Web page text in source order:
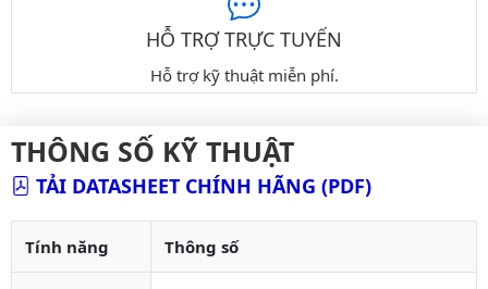
HỖ TRỢ TRỰC TUYẾN
Hỗ trợ kỹ thuật miễn phí.
THÔNG SỐ KỸ THUẬT
TẢI DATASHEET CHÍNH HÃNG (PDF)
Tính năng Thông số